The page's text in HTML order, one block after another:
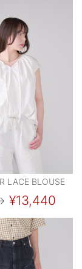
LACE BLOUSE
¥13,440